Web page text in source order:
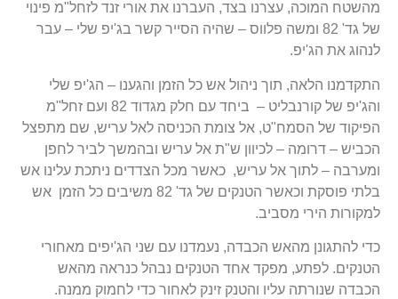
מהשטח המוכה, עצרנו בצד, העברנו את אורי זנד לזחל"מ פינוי
של גד' 82 ומשה פלווס – שהיה הסייר קשר בג'יפ שלי – עבר
לנהוג את הג'יפ.
התקדמנו הלאה, תוך ניהול אש כל הזמן והגענו – הג'יפ שלי
והג'יפ של קורנבליט – ביחד עם חלק מגדוד 82 ועם זחל"מ
הפיקוד של הסמח"ט, אל צומת הכניסה לאל עריש, שם מתפצל
הכביש – דרומה – לכיוון ש"ת אל עריש ובהמשך לביר לחפן
ומערבה – לתוך אל עריש, כאשר מכל הצדדים ניתכת עלינו אש
בלתי פוסקת וכאשר הטנקים של גד' 82 משיבים כל הזמן אש
למקורות הירי מסביב.
כדי להתגונן מהאש הכבדה, נעמדנו עם שני הג'יפים מאחורי
הטנקים. לפתע, מפקד אחד הטנקים נבהל כנראה מהאש
הכבדה שנורתה עליו והטנק זינק לאחור כדי לחמוק ממנה.